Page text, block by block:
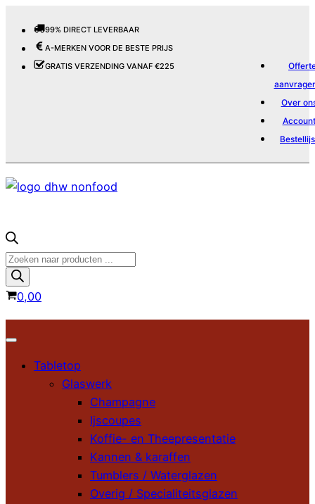
99% DIRECT LEVERBAAR
A-MERKEN VOOR DE BESTE PRIJS
GRATIS VERZENDING VANAF €225
Over
Account
Producten
zoeken
0,00
Tabletop
Glaswerk
Champagne
Ijscoupes
Koffie- en Theepresentatie
Kannen & karaffen
Tumblers / Waterglazen
Overig / Specialiteitsglazen